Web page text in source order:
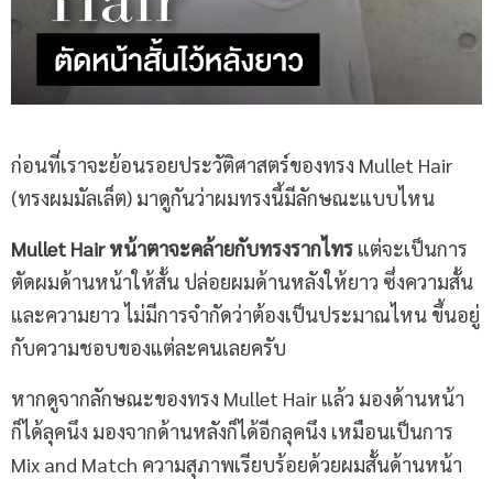
ก่อนที่เราจะย้อนรอยประวัติศาสตร์ของทรง Mullet Hair
(ทรงผมมัลเล็ต) มาดูกันว่าผมทรงนี้มีลักษณะแบบไหน
Mullet Hair หน้าตาจะคล้ายกับทรงรากไทร แต่จะเป็นการ
ตัดผมด้านหน้าให้สั้น ปล่อยผมด้านหลังให้ยาว ซึ่งความสั้น
และความยาว ไม่มีการจำกัดว่าต้องเป็นประมาณไหน ขึ้นอยู่
กับความชอบของแต่ละคนเลยครับ
หากดูจากลักษณะของทรง Mullet Hair แล้ว มองด้านหน้า
ก็ได้ลุคนึง มองจากด้านหลังก็ได้อีกลุคนึง เหมือนเป็นการ
Mix and Match ความสุภาพเรียบร้อยด้วยผมสั้นด้านหน้า